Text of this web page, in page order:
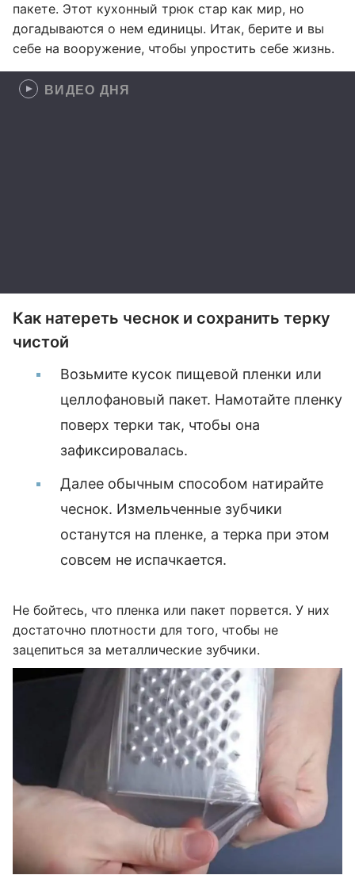
пакете. Этот кухонный трюк стар как мир, но
догадываются о нем единицы. Итак, берите и вы
себе на вооружение, чтобы упростить себе жизнь.
ВИДЕО ДНЯ
Как натереть чеснок и сохранить терку
чистой
Возьмите кусок пищевой пленки или
целлофановый пакет. Намотайте пленку
поверх терки так, чтобы она
зафиксировалась.
Далее обычным способом натирайте
чеснок. Измельченные зубчики
останутся на пленке, а терка при этом
совсем не испачкается.
Не бойтесь, что пленка или пакет порвется. У них
достаточно плотности для того, чтобы не
зацепиться за металлические зубчики.